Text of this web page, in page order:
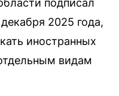
подписал
2025 года,
иностранных
видам